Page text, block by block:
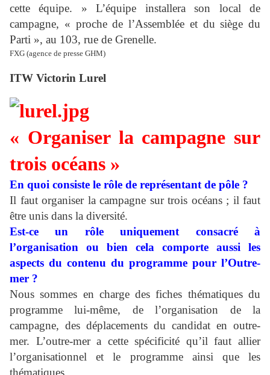
cette équipe. » L’équipe installera son local de
campagne, « proche de l’Assemblée et du siège du
Parti », au 103, rue de Grenelle.
FXG (agence de presse GHM)
ITW Victorin Lurel
« Organiser la campagne sur
trois océans »
En quoi consiste le rôle de représentant de pôle ?
Il faut organiser la campagne sur trois océans ; il faut
être unis dans la diversité.
Est-ce un rôle uniquement consacré à
l’organisation ou bien cela comporte aussi les
aspects du contenu du programme pour l’Outre-
mer ?
Nous sommes en charge des fiches thématiques du
programme lui-même, de l’organisation de la
campagne, des déplacements du candidat en outre-
mer. L’outre-mer a cette spécificité qu’il faut allier
l’organisationnel et le programme ainsi que les